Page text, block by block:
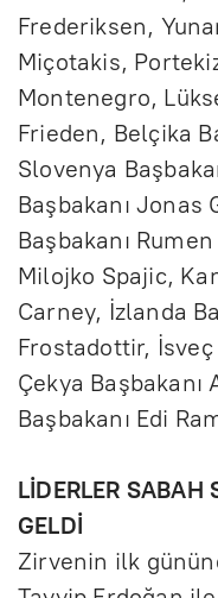
Frederiksen,
Miçotakis,
Montenegro,
Frieden, Belçika
Slovenya
Başbakanı
Başbakanı
Milojko Spajic,
Carney, İzlanda
Frostadottir,
Çekya
Başbakanı Edi
LİDERLER SABAH
GELDİ
Zirvenin ilk